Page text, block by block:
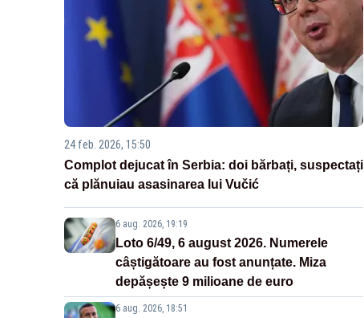
24 feb. 2026, 15:50
Complot dejucat în Serbia: doi bărbați, suspectați
că plănuiau asasinarea lui Vučić
6 aug. 2026, 19:19
Loto 6/49, 6 august 2026. Numerele
câștigătoare au fost anunțate. Miza
depășește 9 milioane de euro
6 aug. 2026, 18:51